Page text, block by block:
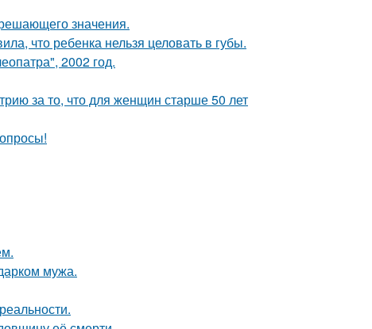
значения.
что ребенка нельзя целовать в губы.
2002 год.
за то, что для женщин старше 50 лет
мужа.